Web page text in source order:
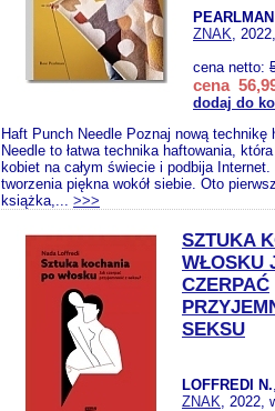
ZNAK,
cena netto:
cena
dodaj do
Haft Punch Needle Poznaj nową technikę
Needle to łatwa technika haftowania,
kobiet na całym świecie i podbija
tworzenia piękna wokół siebie. Oto
książka,... >>>
SZTUKA
WŁOSKU
CZERPAĆ
SEKSU
LOFFREDI N.
ZNAK, 2022,